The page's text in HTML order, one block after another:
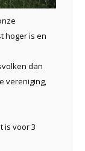
hoger is en
dan
vereniging,
is voor 3